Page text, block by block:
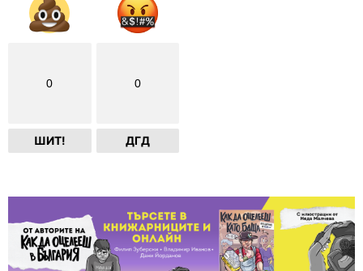
0
ШИТ!
0
ДГД